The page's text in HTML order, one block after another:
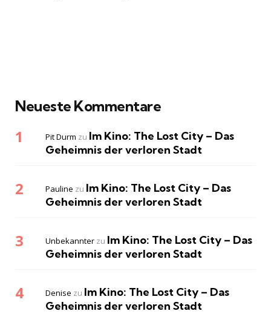
Neueste Kommentare
Pit Durm zu Im Kino: The Lost City – Das
Geheimnis der verloren Stadt
Pauline zu Im Kino: The Lost City – Das
Geheimnis der verloren Stadt
Unbekannter zu Im Kino: The Lost City – Das
Geheimnis der verloren Stadt
Denise zu Im Kino: The Lost City – Das
Geheimnis der verloren Stadt